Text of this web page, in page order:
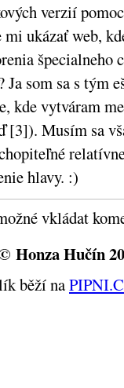
verzií
ukázať web,
špecialneho
som sa s tým
kde vytváram
[3]). Musím sa
hlavy. :)
vkládat
Honza Hučín
běží na